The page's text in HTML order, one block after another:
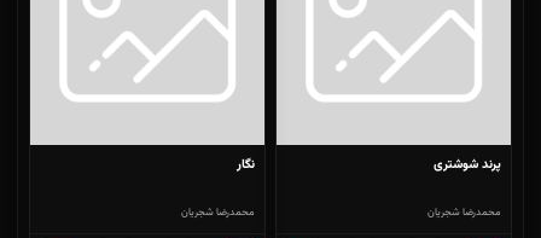
پرند شوشتری
محمدرضا شجریان
نگار
محمدرضا شجریان